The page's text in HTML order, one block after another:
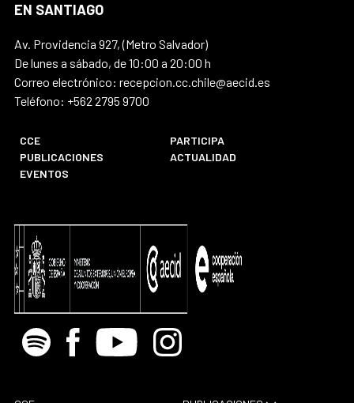
EN SANTIAGO
Av. Providencia 927, (Metro Salvador)
De lunes a sábado, de 10:00 a 20:00 h
Correo electrónico: recepcion.cc.chile@aecid.es
Teléfono: +562 2795 9700
CCE
PARTICIPA
PUBLICACIONES
ACTUALIDAD
EVENTOS
Spotify Facebook
Youtube Instagram